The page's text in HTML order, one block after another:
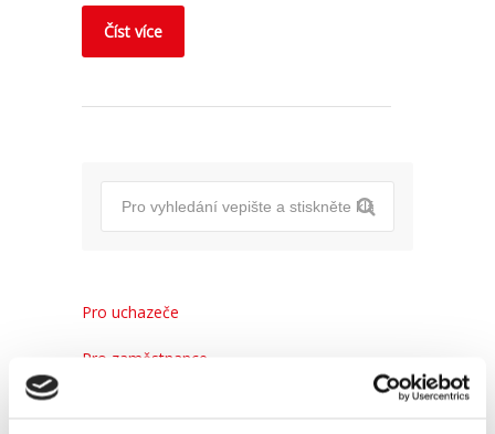
Číst více
Pro uchazeče
Pro zaměstnance